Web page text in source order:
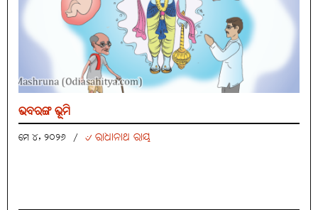
ଭବରଙ୍ଗ ଭୂମି
ମେ ୪, ୨୦୨୬ / ୰ ରାଧାନାଥ ରାୟ